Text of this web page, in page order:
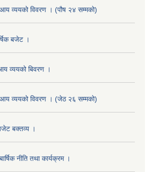
व्ययको विवरण । (पौष २४ सम्मको)
बजेट ।
व्ययको बिवरण ।
व्ययको विवरण । (जेठ २६ सम्मको)
बक्तव्य ।
नीति तथा कार्यक्रम ।